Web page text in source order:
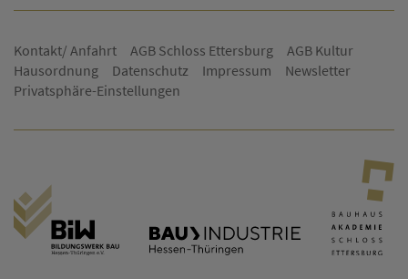
Kontakt/ Anfahrt AGB Schloss Ettersburg
AGB Kultur
Hausordnung
Datenschutz Impressum
Newsletter
Privatsphäre-Einstellungen